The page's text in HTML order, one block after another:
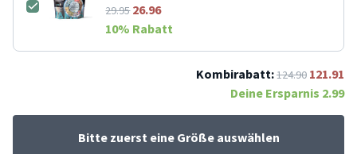
29.9526.96
10% Rabatt
Kombirabatt:124.90 121.91
Deine Ersparnis 2.99
Bitte zuerst eine Größe auswählen